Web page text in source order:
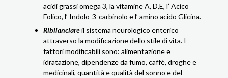
acidi grassi omega 3, la vitamine A, D,E, l’ Acico
Folico, l’ Indolo-3-carbinolo e l’ amino acido Glicina.
Ribilanciareil sistema neurologico enterico
attraverso la modificazione dello stile di vita. I
fattori modificabili sono: alimentazione e
idratazione, dipendenze da fumo, caffè, droghe e
medicinali, quantità e qualità del sonno e del